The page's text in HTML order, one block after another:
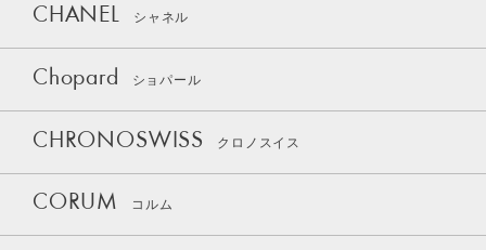
CHANEL シャネル
Chopard ショパール
CHRONOSWISS クロノスイス
CORUM コルム